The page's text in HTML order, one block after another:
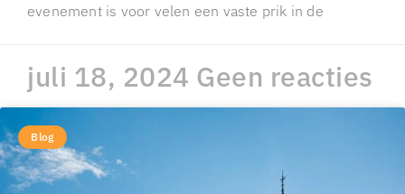
evenement is voor velen een vaste prik in de
juli 18, 2024 Geen reacties
Blog